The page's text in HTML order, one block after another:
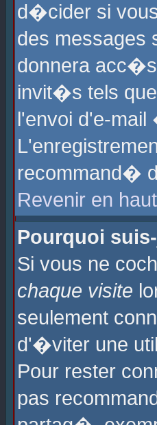
d�cider si
des messages
donnera
invit�s tels
l'envoi d'e-
recommand�
Revenir en
Pourquoi
Si vous ne
chaque visite
seulement
d'�viter une
Pour rester
pas